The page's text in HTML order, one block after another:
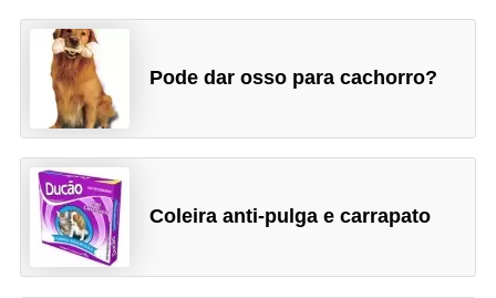
Pode dar osso para cachorro?
Coleira anti-pulga e carrapato
i
h
o
t
e
s
e
f